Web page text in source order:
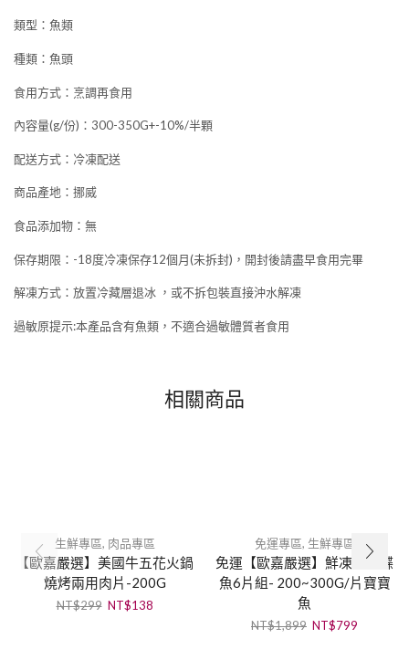
類型：魚類
種類：魚頭
食用方式：烹調再食用
內容量(g/份)：300-350G+-10%/半顆
配送方式：冷凍配送
商品產地：挪威
食品添加物：無
保存期限：-18度冷凍保存12個月(未拆封)，開封後請盡早食用完畢
解凍方式：放置冷藏層退冰 ，或不拆包裝直接沖水解凍
過敏原提示:本產品含有魚類，不適合過敏體質者食用
相關商品
生鮮專區, 肉品專區
【歐嘉嚴選】美國牛五花火鍋
燒烤兩用肉片-200G
NT$299 NT$138
免運專區, 生鮮專區
免運【歐嘉嚴選】鮮凍劍齒鰈
魚6片組- 200~300G/片寶寶
魚
NT$1,899 NT$799